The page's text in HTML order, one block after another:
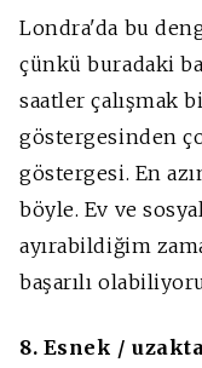
Londra'da bu
çünkü buradaki
saatler çalışmak
göstergesinden
göstergesi. En
böyle. Ev ve
ayırabildiğim
başarılı
8. Esnek /